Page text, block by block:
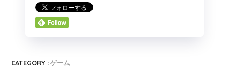
CATEGORY :ゲーム